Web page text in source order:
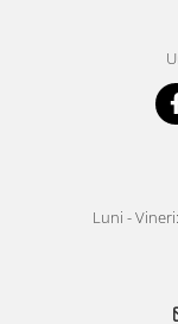
Luni -